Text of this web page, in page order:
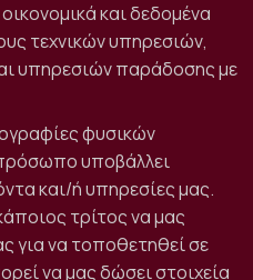
και δεδομένα
τεχνικών υπηρεσιών,
υπηρεσιών παράδοσης με
φυσικών
υποβάλλει
και/ή υπηρεσίες μας.
τρίτος να μας
για να τοποθετηθεί σε
να μας δώσει στοιχεία